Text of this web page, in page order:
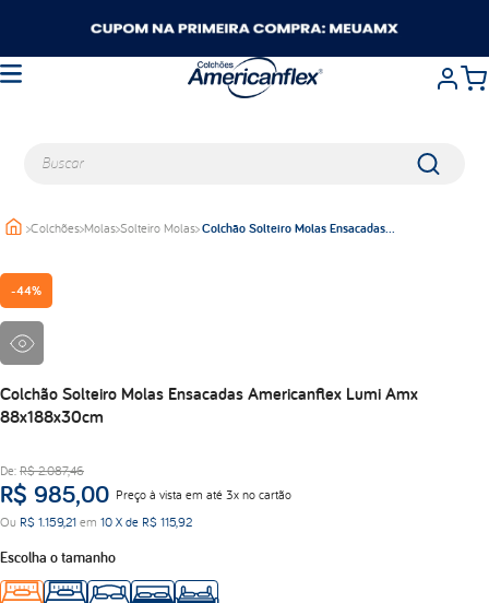
Buscar
>Colchões>Molas>Solteiro Molas>Colchão Solteiro Molas Ensacadas
-44%
Colchão Solteiro Molas Ensacadas Americanflex Lumi Amx
88x188x30cm
De: R$ 2.087,46
R$ 985,00 Preço à vista em até 3x no cartão
Ou R$ 1.159,21 em 10 X de R$ 115,92
Escolha o tamanho
TERMOS MAIS BUSCADOS
travesseiros
balance
lumi
abrace